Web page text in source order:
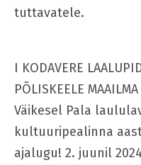
tuttavatele.
I KODAVERE
PÕLISKEELE MAAILMA
Väikesel Pala
kultuuripealinna
ajalugu! 2. juunil